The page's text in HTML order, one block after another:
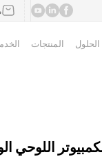
الحلول المنتجات